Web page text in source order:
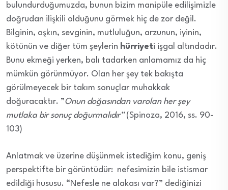
bulundurduğumuzda, bunun bizim manipüle edilişimizle
doğrudan ilişkili olduğunu görmek hiç de zor değil.
Bilginin, aşkın, sevginin, mutluluğun, arzunun, iyinin,
kötünün ve diğer tüm şeylerin hürriyeti işgal altındadır.
Bunu ekmeği yerken, balı tadarken anlamamız da hiç
mümkün görünmüyor. Olan her şey tek bakışta
görülmeyecek bir takım sonuçlar muhakkak
doğuracaktır. ”Onun doğasından varolan her şey
mutlaka bir sonuç doğurmalıdır”(Spinoza, 2016, ss. 90-
103)
Anlatmak ve üzerine düşünmek istediğim konu, geniş
perspektifte bir görüntüdür: nefesimizin bile istismar
edildiği hususu. “Nefesle ne alakası var?” dediğinizi